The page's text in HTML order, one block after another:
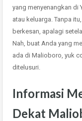
yang menyenangkan di
atau keluarga. Tanpa
berkesan, apalagi
Nah, buat Anda yang
ada di Malioboro, yuk
ditelusuri.
Informasi
Dekat